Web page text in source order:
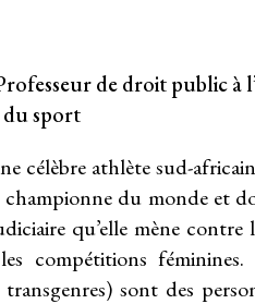
de droit public à
sport
célèbre athlète sud-
du monde et
qu’elle mène
compétitions
sont des